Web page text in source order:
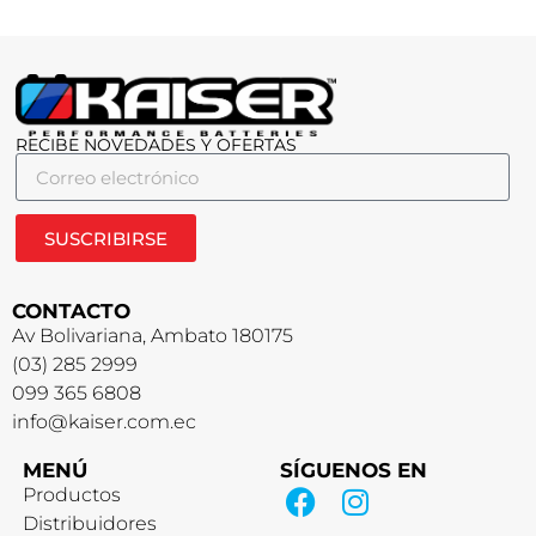
RECIBE NOVEDADES Y OFERTAS
SUSCRIBIRSE
CONTACTO
Av Bolivariana, Ambato 180175
(03) 285 2999
099 365 6808
info@kaiser.com.ec
MENÚ
Productos
Distribuidores
SÍGUENOS EN